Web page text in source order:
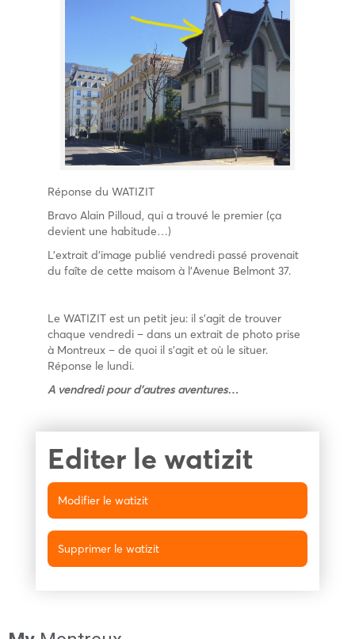
Réponse du WATIZIT
Bravo Alain Pilloud, qui a trouvé le premier (ça
devient une habitude…)
L’extrait d’image publié vendredi passé provenait
du faîte de cette maisom à l’Avenue Belmont 37.
Le WATIZIT est un petit jeu: il s’agit de trouver
chaque vendredi – dans un extrait de photo prise
à Montreux – de quoi il s’agit et où le situer.
Réponse le lundi.
A vendredi pour d’autres aventures…
Editer le watizit
Modifier le watizit
Supprimer le watizit